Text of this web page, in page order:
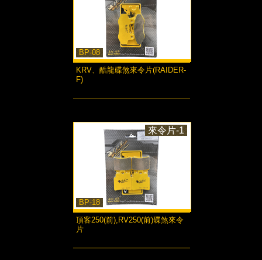
BP-08
KRV、酷龍碟煞來令片(RAIDER-
F)
BP-18
來令片-1
頂客250(前),RV250(前)碟煞來令
片